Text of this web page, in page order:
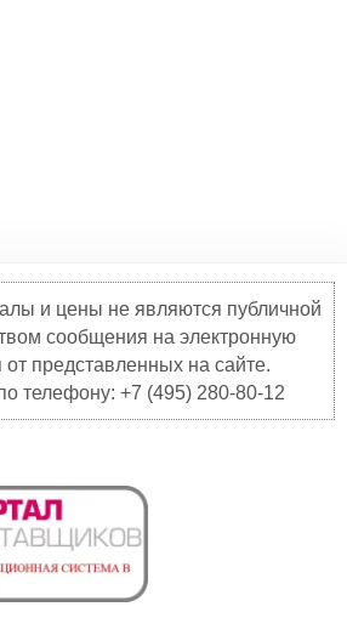
и цены не являются публичной
сообщения на электронную
представленных на сайте.
телефону: +7 (495) 280-80-12